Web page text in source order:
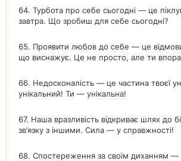
64. Турбота про себе сьогодні — це
завтра. Що зробиш для себе сьогодні?
65. Проявити любов до себе — це
що виснажує. Це не просто, але ти
66. Недосконалість — це частина твоєї
унікальний! Ти — унікальна!
67. Наша вразливість відкриває шлях до
зв’язку з іншими. Сила — у справжності!
68. Спостереження за своїм диханням —